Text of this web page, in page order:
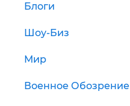
Блоги
Шоу-Биз
Мир
Военное Обозрение